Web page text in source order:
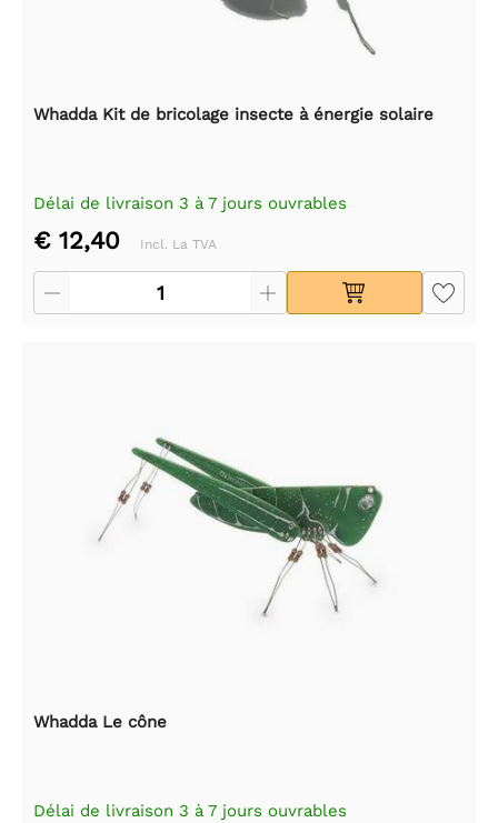
Whadda Kit de bricolage insecte à énergie solaire
Délai de livraison 3 à 7 jours ouvrables
€ 12,40 Incl. La TVA
Whadda Le cône
Délai de livraison 3 à 7 jours ouvrables